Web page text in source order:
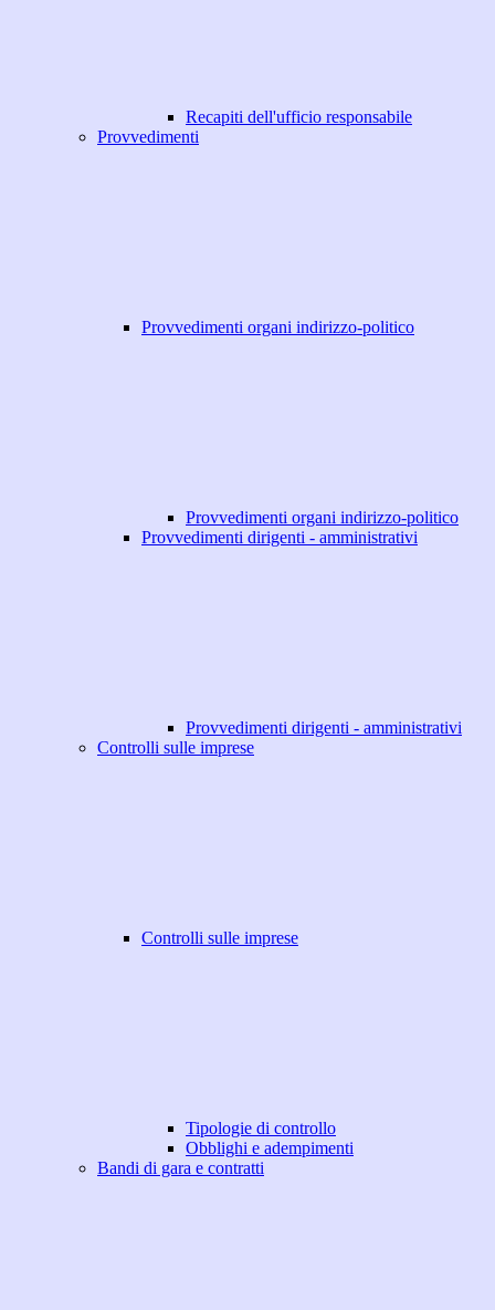
Recapiti dell'ufficio responsabile
Provvedimenti
Provvedimenti organi indirizzo-politico
Provvedimenti organi indirizzo-politico
Provvedimenti dirigenti - amministrativi
Provvedimenti dirigenti - amministrativi
Controlli sulle imprese
Controlli sulle imprese
Tipologie di controllo
Obblighi e adempimenti
Bandi di gara e contratti